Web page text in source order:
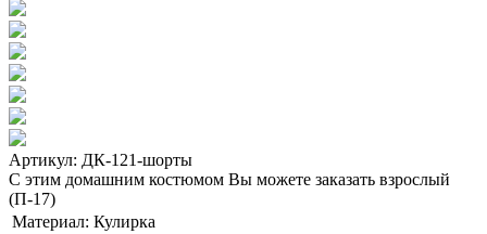
Артикул: ДК-121-шорты
С этим домашним костюмом Вы можете заказать взрослый
(П-17)
Материал: Кулирка